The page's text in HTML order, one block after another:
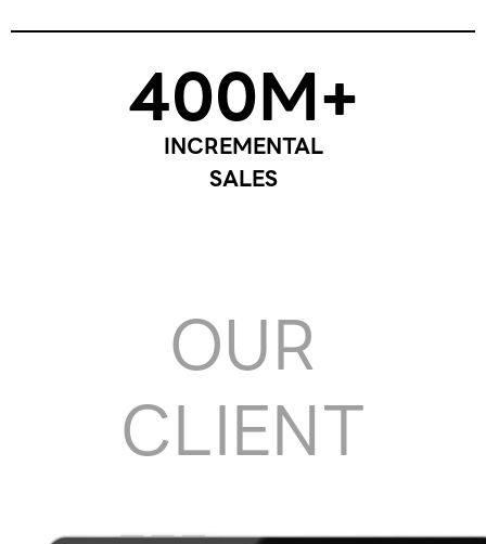
400M+
INCREMENTAL
SALES
OUR
CLIENT